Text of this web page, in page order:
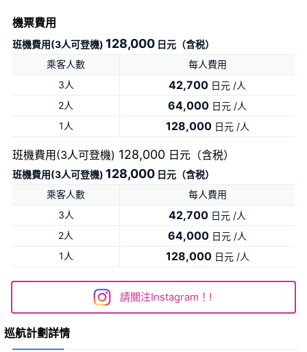
機票費用
班機費用(3人可登機) 128,000 日元（含税）
乘客人數
每人費用
3人
42,700 日元 /人
2人
64,000 日元 /人
1人
128,000日元 /人
班機費用(3人可登機) 128,000 日元（含税）
班機費用(3人可登機) 128,000 日元（含税）
乘客人數
每人費用
3人
42,700 日元 /人
2人
64,000 日元 /人
1人
128,000日元 /人
請關注Instagram！!
巡航計劃詳情